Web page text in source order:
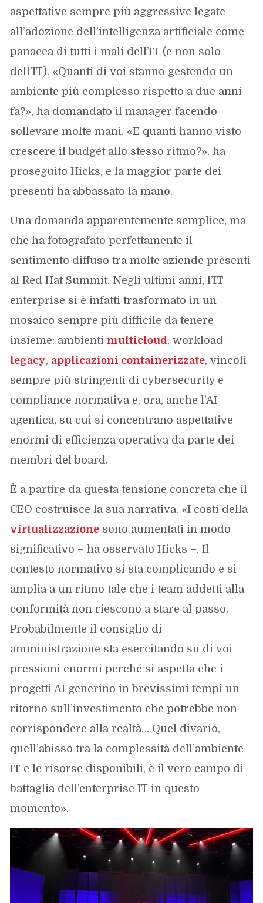
aspettative sempre più aggressive legate
all’adozione dell’intelligenza artificiale come
panacea di tutti i mali dell’IT (e non solo
dell’IT). «Quanti di voi stanno gestendo un
ambiente più complesso rispetto a due anni
fa?», ha domandato il manager facendo
sollevare molte mani. «E quanti hanno visto
crescere il budget allo stesso ritmo?», ha
proseguito Hicks, e la maggior parte dei
presenti ha abbassato la mano.
Una domanda apparentemente semplice, ma
che ha fotografato perfettamente il
sentimento diffuso tra molte aziende presenti
al Red Hat Summit. Negli ultimi anni, l’IT
enterprise si è infatti trasformato in un
mosaico sempre più difficile da tenere
insieme: ambienti multicloud, workload
legacy, applicazioni containerizzate, vincoli
sempre più stringenti di cybersecurity e
compliance normativa e, ora, anche l’AI
agentica, su cui si concentrano aspettative
enormi di efficienza operativa da parte dei
membri del board.
È a partire da questa tensione concreta che il
CEO costruisce la sua narrativa. «I costi della
virtualizzazione sono aumentati in modo
significativo – ha osservato Hicks –. Il
contesto normativo si sta complicando e si
amplia a un ritmo tale che i team addetti alla
conformità non riescono a stare al passo.
Probabilmente il consiglio di
amministrazione sta esercitando su di voi
pressioni enormi perché si aspetta che i
progetti AI generino in brevissimi tempi un
ritorno sull’investimento che potrebbe non
corrispondere alla realtà… Quel divario,
quell’abisso tra la complessità dell’ambiente
IT e le risorse disponibili, è il vero campo di
battaglia dell’enterprise IT in questo
momento».